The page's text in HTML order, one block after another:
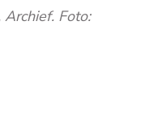
Archief. Foto: